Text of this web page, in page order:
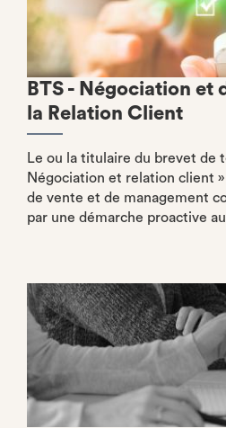
BTS - Négociation et
la Relation Client
Le ou la titulaire du brevet de
Négociation et relation client
de vente et de management
par une démarche proactive